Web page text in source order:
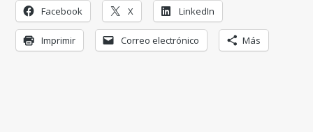
Facebook X LinkedIn
Imprimir Correo electrónico Más